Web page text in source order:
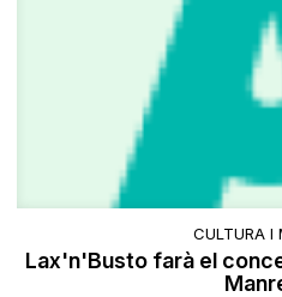
CULTURA I
Lax'n'Busto farà el